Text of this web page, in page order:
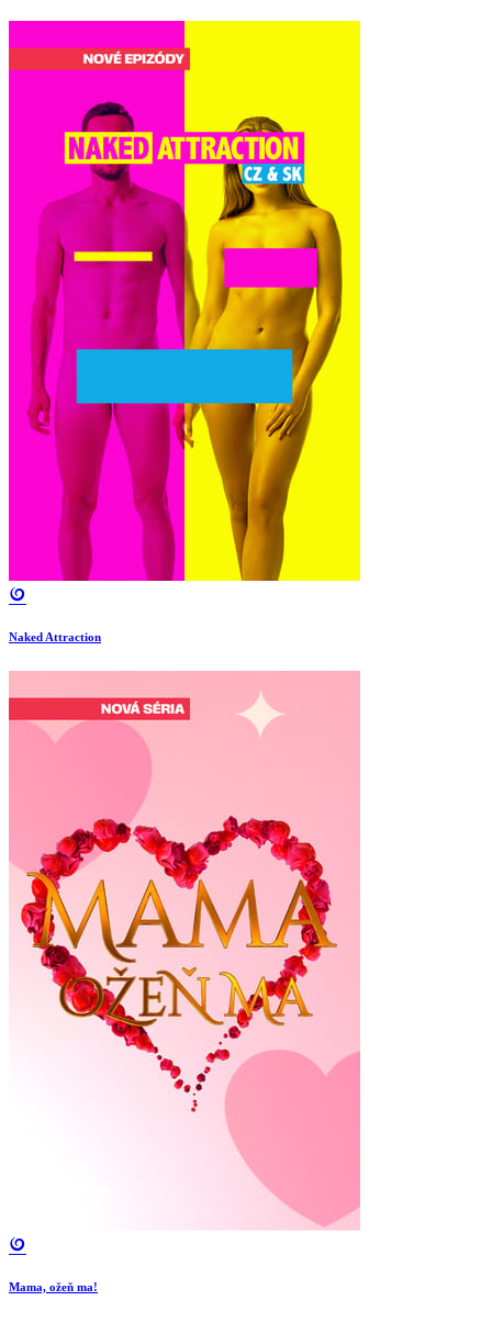
Naked Attraction
Mama, ožeň ma!